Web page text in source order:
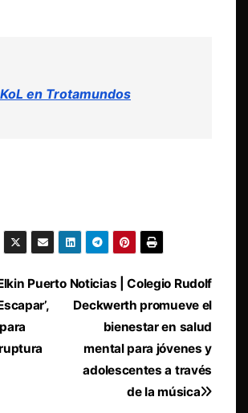
en Trotamundos
Noticias | Colegio Rudolf
Deckwerth promueve el
bienestar en salud
mental para jóvenes y
adolescentes a través
de la música
Puerto